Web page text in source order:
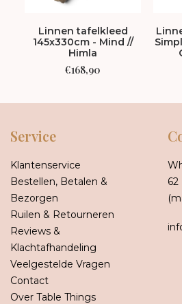
Linnen tafelkleed
145x330cm - Mind //
Himla
€168,90
Service
Klantenservice
Bestellen, Betalen &
Bezorgen
Ruilen & Retourneren
Reviews &
Klachtafhandeling
Veelgestelde Vragen
Contact
Over Table Things
62